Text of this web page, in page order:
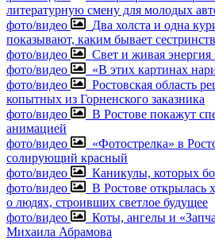
литературную смену для молодых
фото/видео
Два холста и одна
показывают, каким бывает
фото/видео
Свет и живая
фото/видео
«В этих картинах
фото/видео
Ростовская область
копытных из Горненского заказника
фото/видео
В Ростове покажут
анимацией
фото/видео
«Фотострелка» в
солирующий красный
фото/видео
Каникулы, которых
фото/видео
В Ростове открылась
о людях, строивших светлое будущее
фото/видео
Коты, ангелы и
Михаила Абрамова